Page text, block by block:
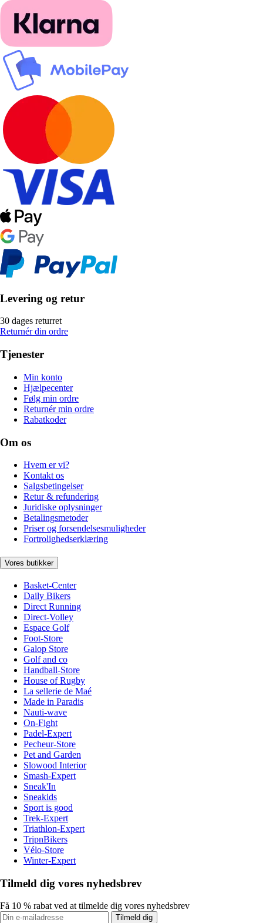
Levering og retur
30 dages returret
Returnér din ordre
Tjenester
Min konto
Hjælpecenter
Følg min ordre
Returnér min ordre
Rabatkoder
Om os
Hvem er vi?
Kontakt os
Salgsbetingelser
Retur & refundering
Juridiske oplysninger
Betalingsmetoder
Priser og forsendelsesmuligheder
Fortrolighedserklæring
Vores butikker
Basket-Center
Daily Bikers
Direct Running
Direct-Volley
Espace Golf
Foot-Store
Galop Store
Golf and co
Handball-Store
House of Rugby
La sellerie de Maé
Made in Paradis
Nauti-wave
On-Fight
Padel-Expert
Pecheur-Store
Pet and Garden
Slowood Interior
Smash-Expert
Sneak'In
Sneakids
Sport is good
Trek-Expert
Triathlon-Expert
TripnBikers
Vélo-Store
Winter-Expert
Tilmeld dig vores nyhedsbrev
Få 10 % rabat ved at tilmelde dig vores nyhedsbrev
Tilmeld dig